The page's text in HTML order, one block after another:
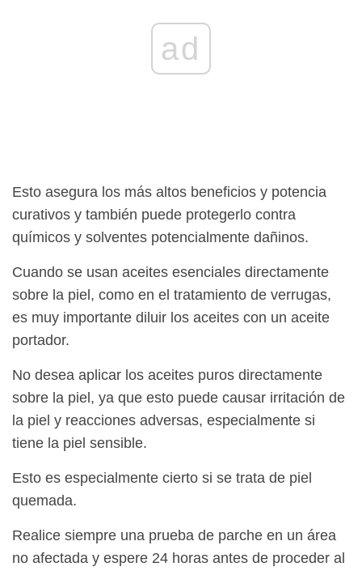
ad
Esto asegura los más altos beneficios y potencia
curativos y también puede protegerlo contra
químicos y solventes potencialmente dañinos.
Cuando se usan aceites esenciales directamente
sobre la piel, como en el tratamiento de verrugas,
es muy importante diluir los aceites con un aceite
portador.
No desea aplicar los aceites puros directamente
sobre la piel, ya que esto puede causar irritación de
la piel y reacciones adversas, especialmente si
tiene la piel sensible.
Esto es especialmente cierto si se trata de piel
quemada.
Realice siempre una prueba de parche en un área
no afectada y espere 24 horas antes de proceder al